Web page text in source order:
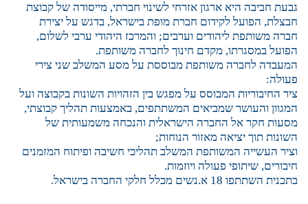
גבעת חביבה היא ארגון אזרחי לשינוי חברתי, מייסודה של קבוצת
חבצלת, הפועל לקידום חברת מופת בישראל, בדגש על יצירת
חברה משותפת ליהודים וערבים; והמרכז היהודי ערבי לשלום,
הפועל במסגרתו, מקדם חינוך לחברה משותפת.
המעבדה לחברה משותפת מבוססת על מסע המשלב שני צירי
פעולה:
ציר החיבוריות המבוסס על מפגש בין הזהויות השונות בקבוצה ועל
המגוון והעושר שמביאים המשתתפים, באמצעות תהליך קבוצתי,
מסעות חקר אל החברה הישראלית והנכחה משמעותית של
השונות תוך יציאה מאזור הנוחות;
וציר העשייה המשותפת המשלב תהליכי חשיבה ופיתוח המזמנים
חיבורים, שיתופי פעולה ויוזמות.
בתכנית השתתפו 18 א.נשים מכלל חלקי החברה בישראל.